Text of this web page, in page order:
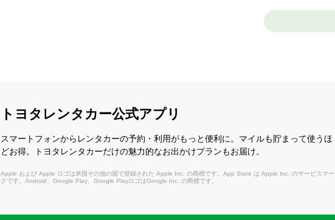
トヨタレンタカー公式アプリ
スマートフォンからレンタカーの予約・利用がもっと便利に。マイルも貯まって使うほ
どお得。トヨタレンタカーだけの魅力的なお出かけプランもお届け。
Apple および Apple ロゴは米国その他の国で登録された Apple Inc. の商標です。App Store は Apple Inc. のサービスマー
クです。Android、Google Play、Google PlayロゴはGoogle Inc. の商標です。